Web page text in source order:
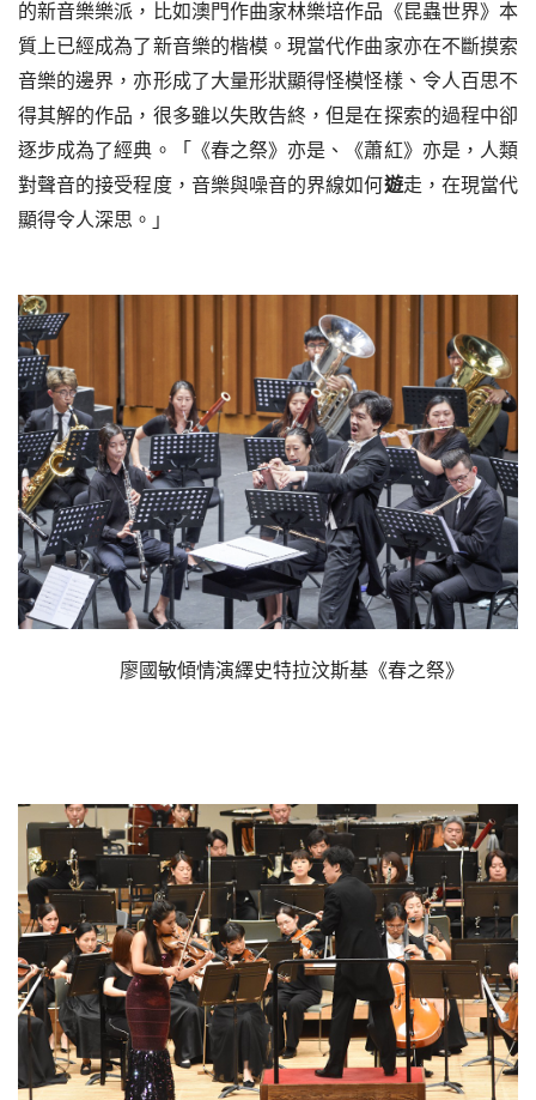
的新音樂樂派，比如澳門作曲家林樂培作品《昆蟲世界》本
質上已經成為了新音樂的楷模。現當代作曲家亦在不斷摸索
音樂的邊界，亦形成了大量形狀顯得怪模怪樣、令人百思不
得其解的作品，很多雖以失敗告終，但是在探索的過程中卻
逐步成為了經典。「《春之祭》亦是、《蕭紅》亦是，人類
對聲音的接受程度，音樂與噪音的界線如何遊走，在現當代
顯得令人深思。」
廖國敏傾情演繹史特拉汶斯基《春之祭》